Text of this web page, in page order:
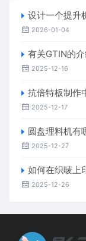
设计一个提升
2026-01-04
有关GTIN的
2025-12-16
抗倍特板制作
2025-12-17
圆盘理料机有
2025-12-27
如何在织唛上
2025-12-26